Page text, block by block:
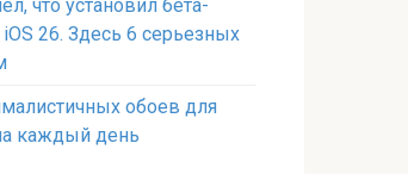
что установил бета-
26. Здесь 6 серьезных
обоев для
каждый день